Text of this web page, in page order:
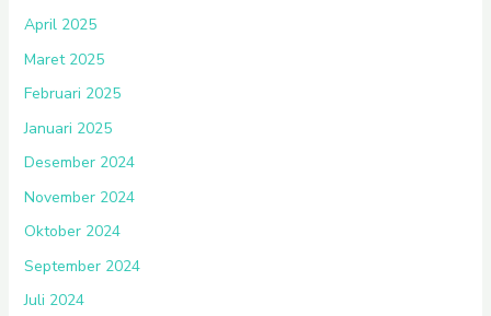
April 2025
Maret 2025
Februari 2025
Januari 2025
Desember 2024
November 2024
Oktober 2024
September 2024
Juli 2024